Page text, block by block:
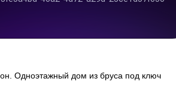
Одноэтажный дом из бруса под ключ